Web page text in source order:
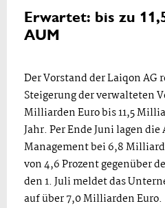
Erwartet: bis zu
AUM
Der Vorstand der Laiqon
Steigerung der verwalteten
Milliarden Euro bis 11,5
Jahr. Per Ende Juni lagen die
Management bei 6,8
von 4,6 Prozent gegenüber
den 1. Juli meldet das
auf über 7,0 Milliarden Euro.